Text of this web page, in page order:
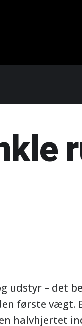
udstyr – det
første vægt.
halvhjertet